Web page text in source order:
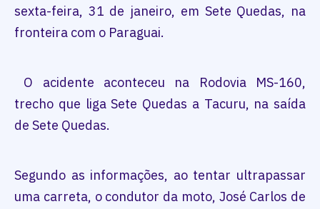
sexta-feira, 31 de janeiro, em Sete Quedas, na
fronteira com o Paraguai.
O acidente aconteceu na Rodovia MS-160,
trecho que liga Sete Quedas a Tacuru, na saída
de Sete Quedas.
Segundo as informações, ao tentar ultrapassar
uma carreta, o condutor da moto, José Carlos de